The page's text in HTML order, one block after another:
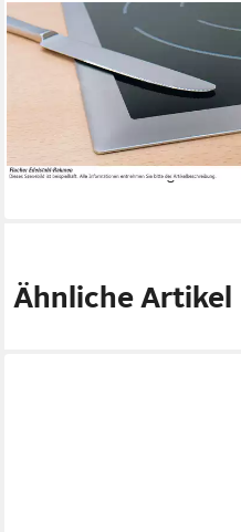
BAUKNECHT
Elektro-Kochfeld
869991014860
Edelstahlrahmen
mtl. in 24 Raten
lieferbar - in 3-4 Werktagen bei dir
Ähnliche Artikel